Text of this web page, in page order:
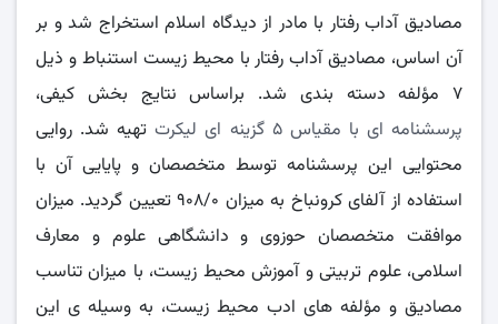
مصادیق آداب رفتار با مادر از دیدگاه اسلام استخراج شد و بر
آن اساس، مصادیق آداب رفتار با محیط زیست استنباط و ذیل
۷ مؤلفه دسته بندی شد. براساس نتایج بخش کیفی،
پرسشنامه ای با مقیاس ۵ گزینه ای لیکرت
تهیه شد. روایی
محتوایی این پرسشنامه توسط متخصصان و پایایی آن با
استفاده از آلفای کرونباخ به میزان ۹۰۸/۰ تعیین گردید. میزان
موافقت متخصصان حوزوی و دانشگاهی علوم و معارف
اسلامی، علوم تربیتی و آموزش محیط زیست، با میزان تناسب
مصادیق و مؤلفه های ادب محیط زیست، به وسیله ی این